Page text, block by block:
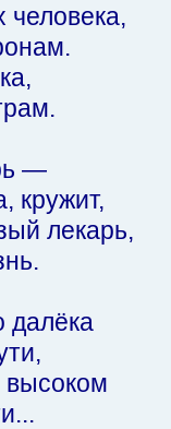
человека,
—
кружит,
лекарь,
далёка
высоком